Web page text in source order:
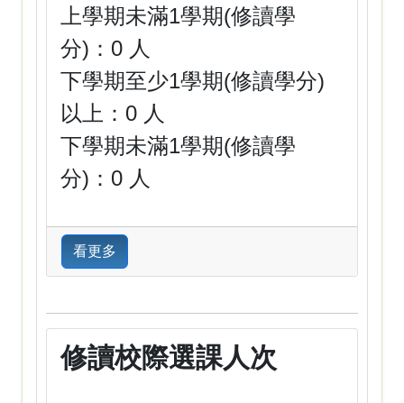
上學期未滿1學期(修讀學
分)：0 人
下學期至少1學期(修讀學分)
以上：0 人
下學期未滿1學期(修讀學
分)：0 人
看更多
修讀校際選課人次